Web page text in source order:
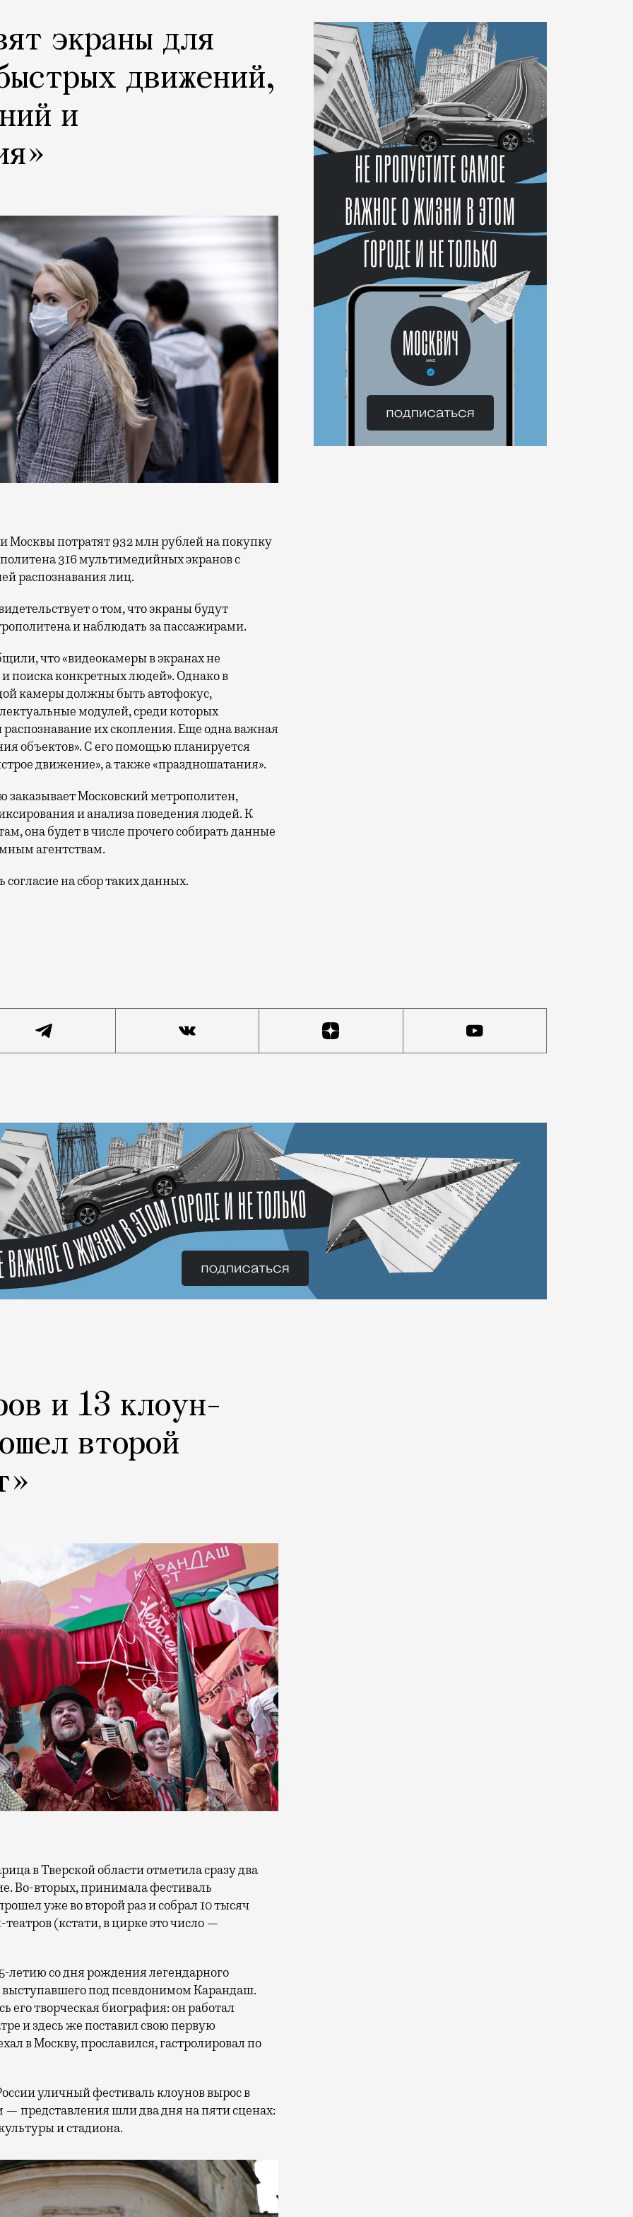
экраны для
движений,
и
Москвы потратят 932 млн рублей на покупку
316 мультимедийных экранов с
распознавания лиц.
о том, что экраны будут
и наблюдать за пассажирами.
что «видеокамеры в экранах не
поиска конкретных людей». Однако в
камеры должны быть автофокус,
модулей, среди которых
их скопления. Еще одна важная
объектов». С его помощью планируется
движение», а также «праздношатания».
заказывает Московский метрополитен,
и анализа поведения людей. К
она будет в числе прочего собирать данные
агентствам.
на сбор таких данных.
потратят 932 млн рублей на покупку и установку на 85 станциях метрополитена 316
и 13 клоун-
второй
Во-вторых, принимала фестиваль
уже во второй раз и собрал 10 тысяч
(кстати, в цирке это число —
летию со дня рождения легендарного
под псевдонимом Карандаш.
его творческая биография: он работал
и здесь же поставил свою первую
в Москву, прославился, гастролировал по
уличный фестиваль клоунов вырос в
представления шли два дня на пяти сценах:
и стадиона.